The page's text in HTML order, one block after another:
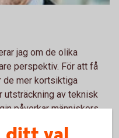
jag om de olika
perspektiv. För att få
de mer kortsiktiga
utsträckning av teknisk
påverkar människors